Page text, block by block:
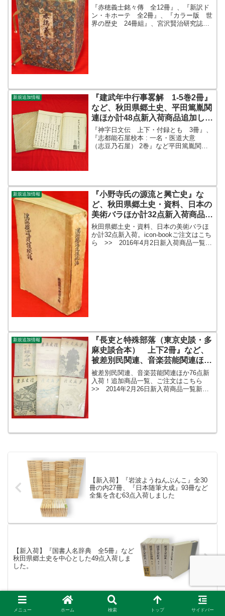
た
『赤穂義士銘々傳 全12冊』、『新訳ド
ン・キホーテ 全2冊』、『カラー版 世
界の歴史 24冊組』、宮沢賢治研究誌
新規追加情報
『建武年中行事畧解 1-5巻2冊』
など、秋田県郷土史、平田篤胤関
連ほか計48点新入荷商品追加しま
した
『神字日文伝 上下・付録とも 3冊』、
『志都能石屋校本 : 一名・医道大意
（志豆乃石屋） 2巻』など平田篤胤関連
新規追加情報
『小野寺氏の源流と興亡史』な
ど、秋田県郷土史・資料、日本の
美術バラほか計32点新入荷商品追
加しました
秋田県郷土史・資料、日本の美術バラほ
か計32点新入荷。icon-bookご注文はこち
ら >> 2016年4月2日新入荷商品一覧
新規追加情報
『長吏と特殊部落（東京史談・多
麻史談合本） 上下2冊』など、
被差別民関連、音楽芸能関連ほか
76点新入荷商品追加しました
被差別民関連、音楽芸能関連ほか76点新
入荷！追加商品一覧、ご注文はこちら
>> 2014年2月26日新入荷商品一覧新入
【新入荷】『岩波ようねんぶんこ』全30
冊の内27冊、『日本随筆大成』93冊など
全集を含む63点入荷しました
【新入荷】『国書人名辞典 全5冊』など
秋田県郷土史を中心とした49点入荷しま
した。
メニュー ホーム 検索 トップ サイドバー